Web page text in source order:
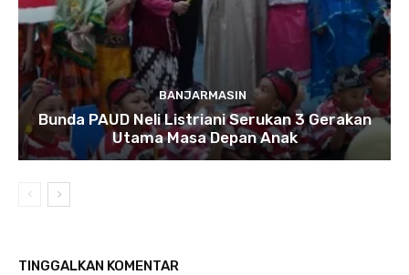
BANJARMASIN
Bunda PAUD Neli Listriani Serukan 3 Gerakan
Utama Masa Depan Anak
TINGGALKAN KOMENTAR